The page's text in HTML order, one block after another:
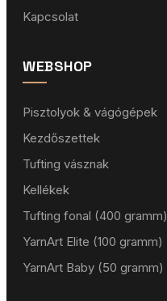
Kapcsolat
WEBSHOP
Pisztolyok & vágógépek
Kezdőszettek
Tufting vásznak
Kellékek
Tufting fonal (400 gramm)
YarnArt Elite (100 gramm)
YarnArt Baby (50 gramm)